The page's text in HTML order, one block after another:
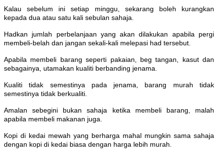
Kalau sebelum ini setiap minggu, sekarang boleh kurangkan
kepada dua atau satu kali sebulan sahaja.
Hadkan jumlah perbelanjaan yang akan dilakukan apabila pergi
membeli-belah dan jangan sekali-kali melepasi had tersebut.
Apabila membeli barang seperti pakaian, beg tangan, kasut dan
sebagainya, utamakan kualiti berbanding jenama.
Kualiti tidak semestinya pada jenama, barang murah tidak
semestinya tidak berkualiti.
Amalan sebegini bukan sahaja ketika membeli barang, malah
apabila membeli makanan juga.
Kopi di kedai mewah yang berharga mahal mungkin sama sahaja
dengan kopi di kedai biasa dengan harga lebih murah.